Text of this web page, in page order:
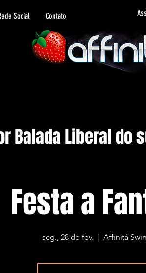
Social Contato
Balada Liberal do
Festa a
seg., 28 de fev.
  |
Affinitá